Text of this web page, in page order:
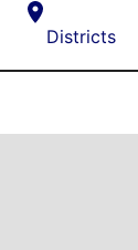
Districts